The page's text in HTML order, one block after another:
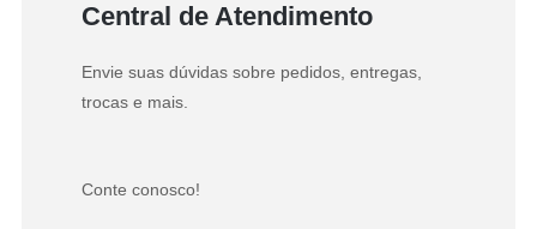
Central de Atendimento
Envie suas dúvidas sobre pedidos, entregas,
trocas e mais.
Conte conosco!